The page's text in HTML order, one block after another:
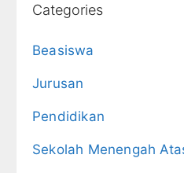
Categories
Beasiswa
Jurusan
Pendidikan
Sekolah Menengah